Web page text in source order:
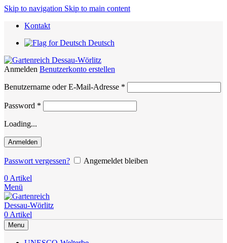
Skip to navigation Skip to main content
Kontakt
Deutsch
Anmelden Benutzerkonto erstellen
Benutzername oder E-Mail-Adresse *
Password *
Loading...
Anmelden
Passwort vergessen?
Angemeldet bleiben
0 Artikel
Menü
0 Artikel
Menu